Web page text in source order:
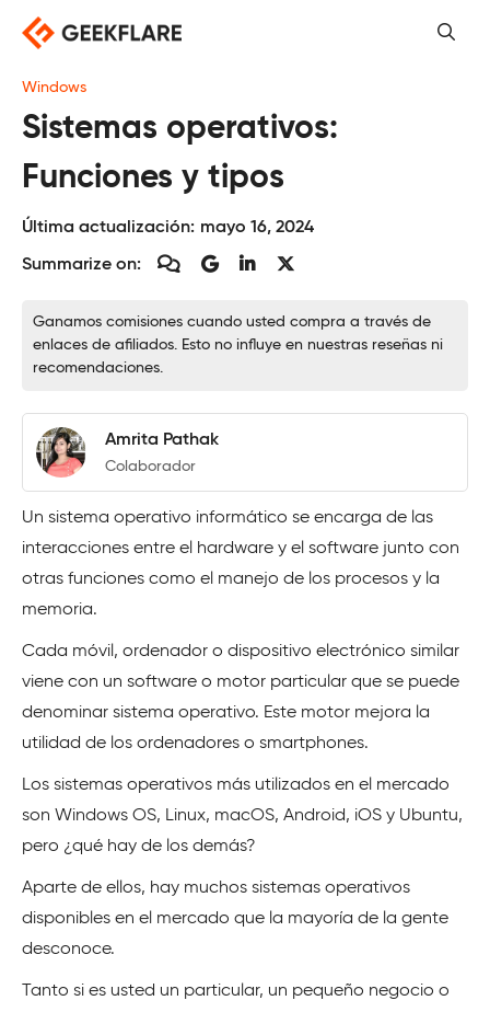
Saltar
contenido
Windows
Sistemas operativos:
Funciones y tipos
Última actualización: mayo 16, 2024
Summarize on:
Ganamos comisiones cuando usted compra a través de
enlaces de afiliados. Esto no influye en nuestras reseñas ni
recomendaciones.
Amrita Pathak
Colaborador
Un sistema operativo informático se encarga de las
interacciones entre el hardware y el software junto con
otras funciones como el manejo de los procesos y la
memoria.
Cada móvil, ordenador o dispositivo electrónico similar
viene con un software o motor particular que se puede
denominar sistema operativo. Este motor mejora la
utilidad de los ordenadores o smartphones.
Los sistemas operativos más utilizados en el mercado
son Windows OS, Linux, macOS, Android, iOS y Ubuntu,
pero ¿qué hay de los demás?
Aparte de ellos, hay muchos sistemas operativos
disponibles en el mercado que la mayoría de la gente
desconoce.
Tanto si es usted un particular, un pequeño negocio o